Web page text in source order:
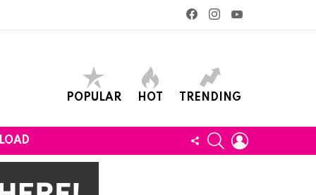
facebookinstagram
POPULAR HOT TRENDING
FOLLOWSEARCH